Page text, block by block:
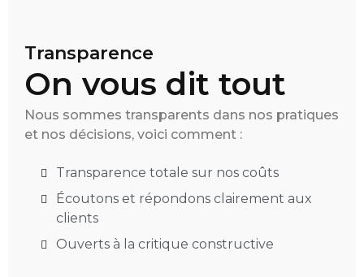
Transparence
On vous dit tout
Nous sommes transparents dans nos pratiques
et nos décisions, voici comment :
Transparence totale sur nos coûts
Écoutons et répondons clairement aux
clients
Ouverts à la critique constructive